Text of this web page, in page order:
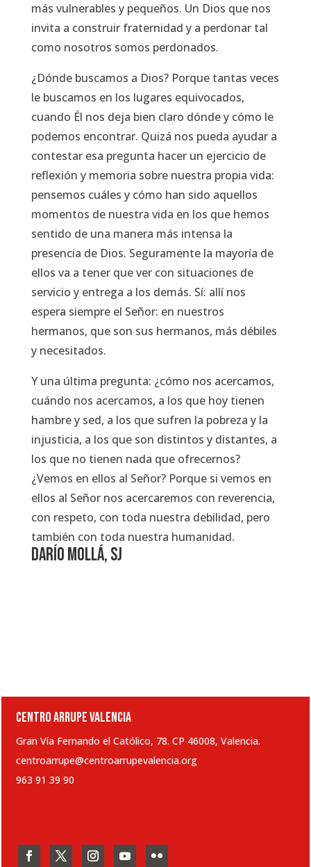
más vulnerables y pequeños. Un Dios que nos
invita a construir fraternidad y a perdonar tal
como nosotros somos perdonados.
¿Dónde buscamos a Dios? Porque tantas veces
le buscamos en los lugares equivocados,
cuando Él nos deja bien claro dónde y cómo le
podemos encontrar. Quizá nos pueda ayudar a
contestar esa pregunta hacer un ejercicio de
reflexión y memoria sobre nuestra propia vida:
pensemos cuáles y cómo han sido aquellos
momentos de nuestra vida en los que hemos
sentido de una manera más intensa la
presencia de Dios. Seguramente la mayoría de
ellos va a tener que ver con situaciones de
servicio y entrega a los demás. Sí: allí nos
espera siempre el Señor: en nuestros
hermanos, que son sus hermanos, más débiles
y necesitados.
Y una última pregunta: ¿cómo nos acercamos,
cuándo nos acercamos, a los que hoy tienen
hambre y sed, a los que sufren la pobreza y la
injusticia, a los que son distintos y distantes, a
los que no tienen nada que ofrecernos?
¿Vemos en ellos al Señor? Porque si vemos en
ellos al Señor nos acercaremos con reverencia,
con respeto, con toda nuestra debilidad, pero
también con toda nuestra humanidad.
Darío Mollá, SJ
CENTRO ARRUPE VALENCIA
Gran Vía Fernando el Católico, 78. CP 46008, Valencia.
centroarrupe@centroarrupevalencia.org
963 91 39 90